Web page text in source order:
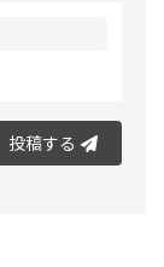
投稿する